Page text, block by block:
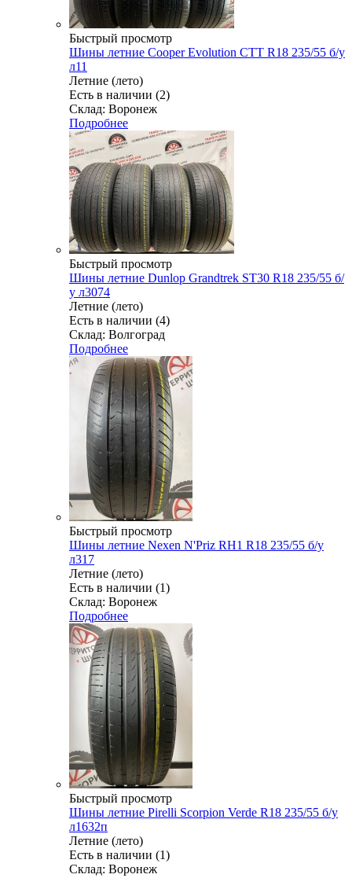
Быстрый просмотр
Шины летние Cooper Evolution CTT R18 235/55 б/у
л11
Летние (лето)
Есть в наличии (2)
Склад: Воронеж
Подробнее
Быстрый просмотр
Шины летние Dunlop Grandtrek ST30 R18 235/55 б/
у л3074
Летние (лето)
Есть в наличии (4)
Склад: Волгоград
Подробнее
Быстрый просмотр
Шины летние Nexen N'Priz RH1 R18 235/55 б/у
л317
Летние (лето)
Есть в наличии (1)
Склад: Воронеж
Подробнее
Быстрый просмотр
Шины летние Pirelli Scorpion Verde R18 235/55 б/у
л1632п
Летние (лето)
Есть в наличии (1)
Склад: Воронеж